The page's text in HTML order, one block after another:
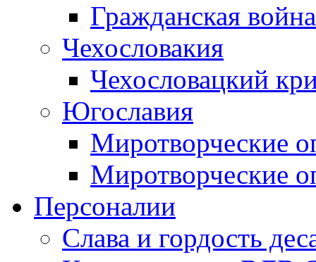
Гражданская
Чехословакия
Чехословацкий
Югославия
Миротворческие
Миротворческие
Персоналии
Слава и гордость